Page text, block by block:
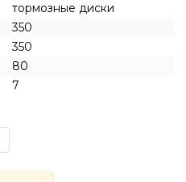
тормозные диски
350
350
80
7